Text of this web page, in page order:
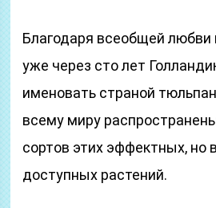
Благодаря всеобщей любви
уже через сто лет
именовать страной
всему миру
сортов этих эффектных, но
доступных растений.